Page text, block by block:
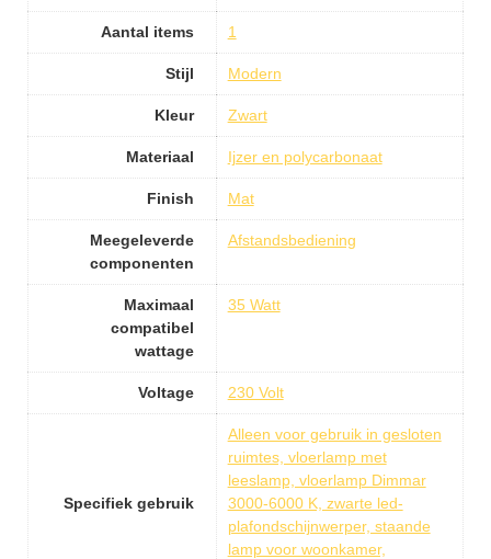
Aantal items 1
Stijl Modern
Kleur Zwart
Materiaal Ijzer en polycarbonaat
Finish Mat
Meegeleverde
componenten
Afstandsbediening
Maximaal
compatibel
wattage
35 Watt
Voltage 230 Volt
Specifiek gebruik
Alleen voor gebruik in gesloten
ruimtes, vloerlamp met
leeslamp, vloerlamp Dimmar
3000-6000 K, zwarte led-
plafondschijnwerper, staande
lamp voor woonkamer,